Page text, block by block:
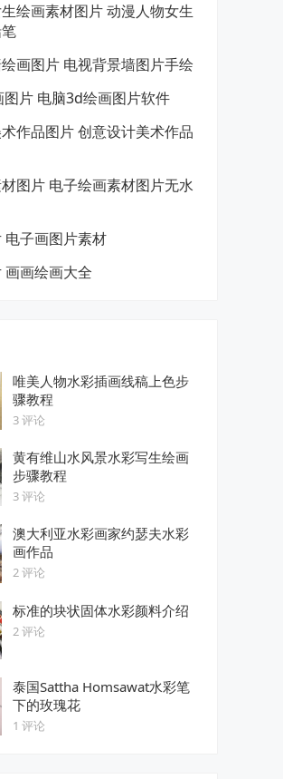
绘画素材图片 动漫人物女生
画图片 电视背景墙图片手绘
片 电脑3d绘画图片软件
作品图片 创意设计美术作品
图片 电子绘画素材图片无水
电子画图片素材
画画绘画大全
唯美人物水彩插画线稿上色步
骤教程
3 评论
黄有维山水风景水彩写生绘画
步骤教程
3 评论
澳大利亚水彩画家约瑟夫水彩
画作品
2 评论
标准的块状固体水彩颜料介绍
2 评论
泰国Sattha Homsawat水彩笔
下的玫瑰花
1 评论